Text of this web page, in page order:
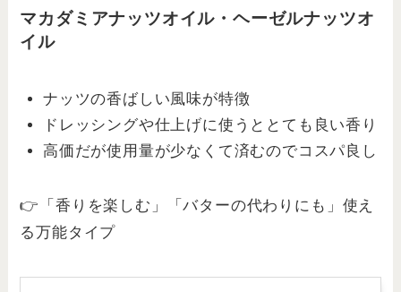
マカダミアナッツオイル・ヘーゼルナッツオ
イル
ナッツの香ばしい風味が特徴
ドレッシングや仕上げに使うととても良い香り
高価だが使用量が少なくて済むのでコスパ良し
👉「香りを楽しむ」「バターの代わりにも」使え
る万能タイプ